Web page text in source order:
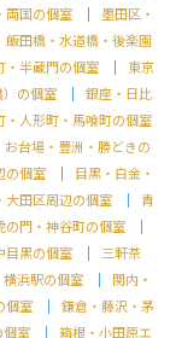
両国の個室
墨田区・
飯田橋・水道橋・後楽園
・半蔵門の個室
東京
の個室
銀座・日比
・人形町・馬喰町の個室
お台場・豊洲・勝どきの
の個室
目黒・白金・
大田区周辺の個室
青
の門・神谷町の個室
目黒の個室
三軒茶
横浜駅の個室
関内・
個室
鎌倉・藤沢・茅
個室
箱根・小田原エ